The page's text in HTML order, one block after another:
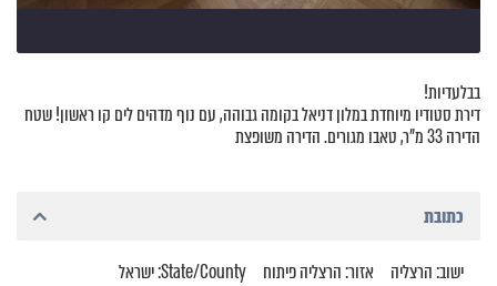
בבלעדיות!
דירת סטודיו מיוחדת במלון דניאל בקומה גבוהה, עם נוף מדהים לים קו ראשון! שטח
הדירה 33 מ"ר, טאבו מגורים. הדירה משופצת
כתובת
ישוב: הרצליה אזור: הרצליה פיתוח State/County: ישראל